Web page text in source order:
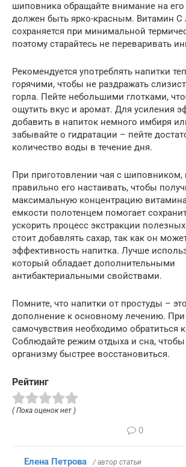
шиповника обращайте внимание на
должен быть ярко-красным. Витамин С
сохраняется при минимальной
поэтому старайтесь не переваривать
Рекомендуется употреблять напитки
горячими, чтобы не раздражать
горла. Пейте небольшими глотками,
ощутить вкус и аромат. Для усиления
добавить в напиток немного имбиря
забывайте о гидратации – пейте
количество воды в течение дня.
При приготовлении чая с шиповником,
правильно его настаивать, чтобы
максимальную концентрацию
емкости полотенцем помогает
ускорить процесс экстракции
стоит добавлять сахар, так как он
эффективность напитка. Лучше
который обладает дополнительными
антибактериальными свойствами.
Помните, что напитки от простуды –
дополнение к основному лечению. При
самочувствия необходимо обратиться
Соблюдайте режим отдыха и сна,
организму быстрее восстановиться.
Рейтинг
( Пока оценок нет )
0
Елена Петрова / автор статьи